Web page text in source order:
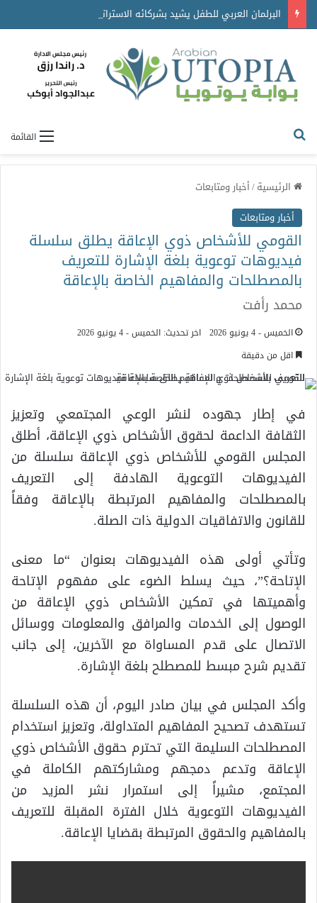
القائمة
الرئيسية/أخبار ومتابعات
أخبار ومتابعات
القومي للأشخاص ذوي الإعاقة يطلق سلسلة
فيديوهات توعوية بلغة الإشارة للتعريف
بالمصطلحات والمفاهيم الخاصة بالإعاقة
محمد رأفت
الخميس - 4 يونيو 2026
اخر تحديث: الخميس - 4 يونيو 2026
اقل من دقيقة
في إطار جهوده لنشر الوعي المجتمعي وتعزيز
الثقافة الداعمة لحقوق الأشخاص ذوي الإعاقة، أطلق
المجلس القومي للأشخاص ذوي الإعاقة سلسلة من
الفيديوهات التوعوية الهادفة إلى التعريف
بالمصطلحات والمفاهيم المرتبطة بالإعاقة وفقاً
للقانون والاتفاقيات الدولية ذات الصلة.
وتأتي أولى هذه الفيديوهات بعنوان “ما معنى
الإتاحة؟”، حيث يسلط الضوء على مفهوم الإتاحة
وأهميتها في تمكين الأشخاص ذوي الإعاقة من
الوصول إلى الخدمات والمرافق والمعلومات ووسائل
الاتصال على قدم المساواة مع الآخرين، إلى جانب
تقديم شرح مبسط للمصطلح بلغة الإشارة.
وأكد المجلس في بيان صادر اليوم، أن هذه السلسلة
تستهدف تصحيح المفاهيم المتداولة، وتعزيز استخدام
المصطلحات السليمة التي تحترم حقوق الأشخاص ذوي
الإعاقة وتدعم دمجهم ومشاركتهم الكاملة في
المجتمع، مشيراً إلى استمرار نشر المزيد من
الفيديوهات التوعوية خلال الفترة المقبلة للتعريف
بالمفاهيم والحقوق المرتبطة بقضايا الإعاقة.